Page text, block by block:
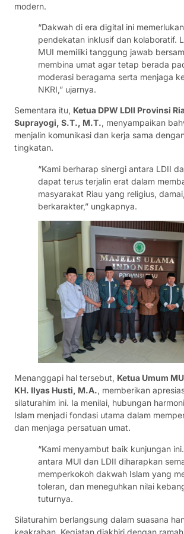
modern.
“Dakwah di era digital ini memerlukan
pendekatan inklusif dan kolaboratif.
MUI memiliki tanggung jawab
membina umat agar tetap berada
moderasi beragama serta menjaga
NKRI,” ujarnya.
Sementara itu, Ketua DPW LDII Provinsi
Suprayogi, S.T., M.T., menyampaikan
menjalin komunikasi dan kerja sama
tingkatan.
“Kami berharap sinergi antara LDII
dapat terus terjalin erat dalam
masyarakat Riau yang religius,
berkarakter,” ungkapnya.
Menanggapi hal tersebut, Ketua Umum
KH. Ilyas Husti, M.A., memberikan
silaturahim ini. Ia menilai, hubungan
Islam menjadi fondasi utama dalam
dan menjaga persatuan umat.
“Kami menyambut baik kunjungan
antara MUI dan LDII diharapkan
memperkokoh dakwah Islam yang
toleran, dan meneguhkan nilai
tuturnya.
Silaturahim berlangsung dalam suasana
keakraban. Kegiatan diakhiri dengan ramah